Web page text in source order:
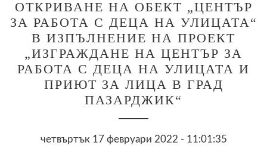
ОТКРИВАНЕ НА ОБЕКТ „ЦЕНТЪР
ЗА РАБОТА С ДЕЦА НА УЛИЦАТА“
В ИЗПЪЛНЕНИЕ НА ПРОЕКТ
„ИЗГРАЖДАНЕ НА ЦЕНТЪР ЗА
РАБОТА С ДЕЦА НА УЛИЦАТА И
ПРИЮТ ЗА ЛИЦА В ГРАД
ПАЗАРДЖИК“
четвъртък 17 февруари 2022 - 11:01:35